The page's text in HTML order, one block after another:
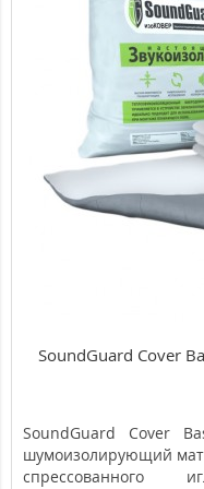
SoundGuard Cover
SoundGuard Cover
шумоизолирующий
спрессованного